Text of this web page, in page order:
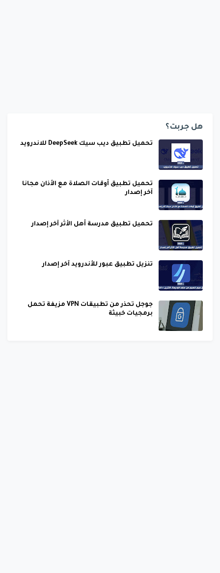
هل جربت؟
تحميل تطبيق ديب سيك DeepSeek للاندرويد
تحميل تطبيق أوقات الصلاة مع الأذان مجانا
آخر إصدار
تحميل تطبيق مدرسة أهل الأثر آخر إصدار
تنزيل تطبيق عبور للأندرويد آخر إصدار
جوجل تحذر من تطبيقات VPN مزيفة تحمل
برمجيات خبيثة